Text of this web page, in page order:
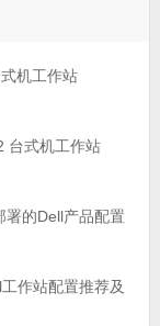
机工作站
台式机工作站
署的Dell产品配置
作站配置推荐及